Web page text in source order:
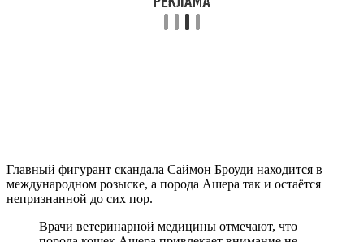
Главный фигурант скандала Саймон Броуди находится в
международном розыске, а порода Ашера так и остаётся
непризнанной до сих пор.
Врачи ветеринарной медицины отмечают, что